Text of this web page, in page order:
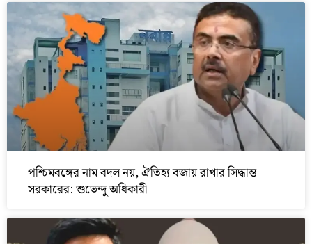
পশ্চিমবঙ্গের নাম বদল নয়, ঐতিহ্য বজায় রাখার সিদ্ধান্ত
সরকারের: শুভেন্দু অধিকারী